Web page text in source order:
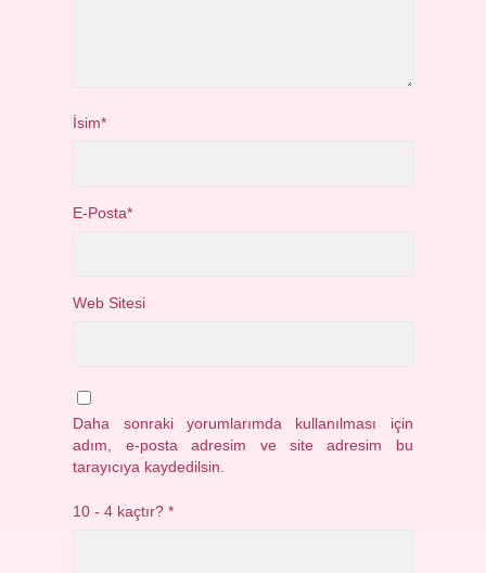
İsim*
E-Posta*
Web Sitesi
Daha sonraki yorumlarımda kullanılması için
adım, e-posta adresim ve site adresim bu
tarayıcıya kaydedilsin.
10 - 4 kaçtır?*